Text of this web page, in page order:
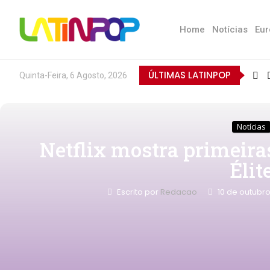
Home Notícias
Quinta-Feira, 6 Agosto, 2026 ÚLTIMAS LATINPOP
Notícias
Netflix mostra
Escrito por Redacao 10 de